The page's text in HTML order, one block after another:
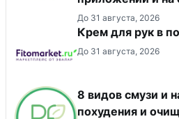
До 31 августа, 2026
Крем для рук в
До 31 августа, 2026
8 видов смузи и
похудения и